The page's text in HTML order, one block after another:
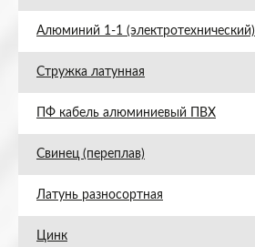
Алюминий 1-1 (электротехнический)
Стружка латунная
ПФ кабель алюминиевый ПВХ
Свинец (переплав)
Латунь разносортная
Цинк